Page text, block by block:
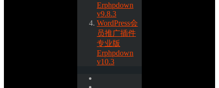
Erphpdown
v9.8.3
WordPress会
员推广插件
专业版
Erphpdown
v10.3